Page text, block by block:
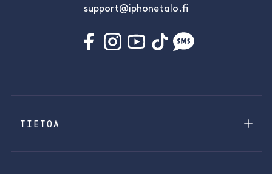
support@iphonetalo.fi
TIETOA